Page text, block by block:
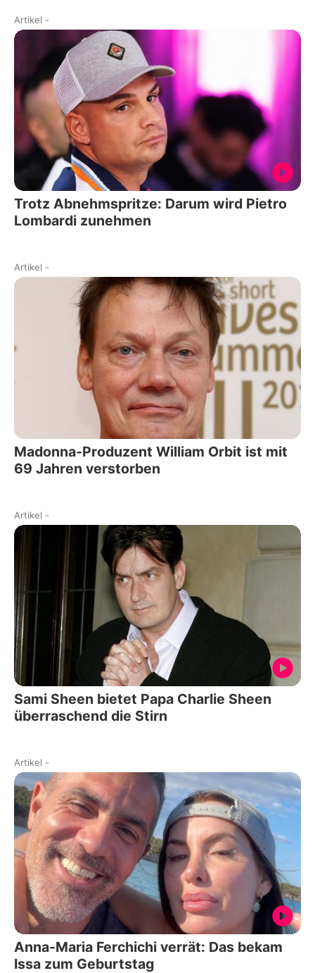
Artikel -
Trotz Abnehmspritze: Darum wird Pietro
Lombardi zunehmen
Artikel -
Madonna-Produzent William Orbit ist mit
69 Jahren verstorben
Artikel -
Sami Sheen bietet Papa Charlie Sheen
überraschend die Stirn
Artikel -
Anna-Maria Ferchichi verrät: Das bekam
Issa zum Geburtstag